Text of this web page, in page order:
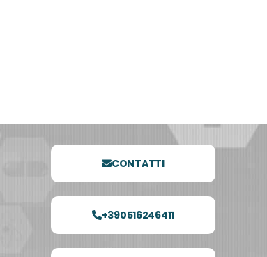
CONTATTI
+390516246411